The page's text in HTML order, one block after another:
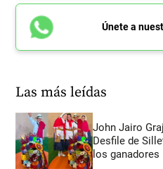
Únete a
Las más leídas
John Jairo
Desfile de
los ganadores